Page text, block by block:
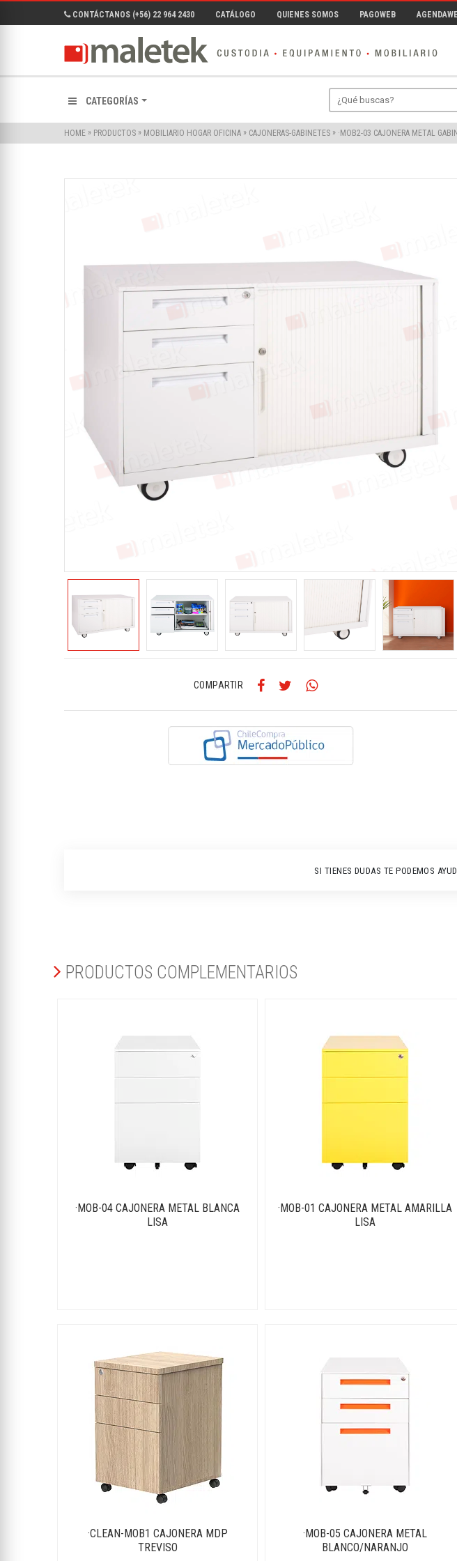
CONTÁCTANOS (+56) 22 964 2430 CATÁLOGO QUIENES SOMOS PAGOWEB
CATEGORÍAS
HOME » PRODUCTOS » MOBILIARIO HOGAR OFICINA » CAJONERAS-GABINETES » ·MOB2-03 CAJONERA METAL
COMPARTIR
SI TIENES DUDAS TE PODEMOS
PRODUCTOS COMPLEMENTARIOS
·MOB-04 CAJONERA METAL BLANCA
LISA
·MOB-01 CAJONERA METAL AMARILLA
LISA
·CLEAN-MOB1 CAJONERA MDP
TREVISO
·MOB-05 CAJONERA METAL
BLANCO/NARANJO